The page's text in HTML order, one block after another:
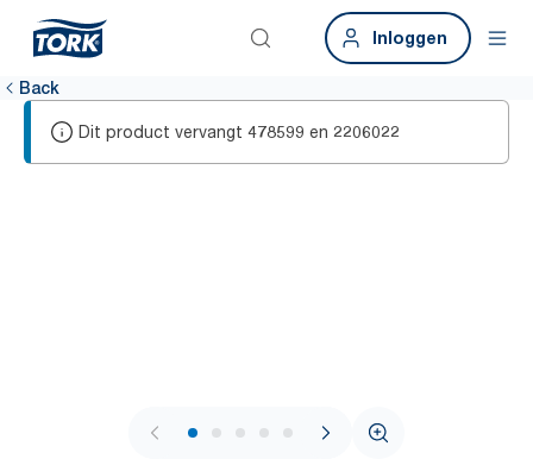
Inloggen
Back
Dit product vervangt 478599 en 2206022
1 / 7